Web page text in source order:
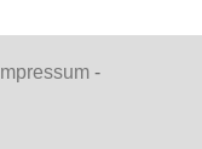
Impressum -